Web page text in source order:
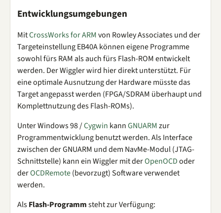
Entwicklungsumgebungen
MitCrossWorks for ARMvon Rowley Associates und der
Targeteinstellung EB40A können eigene Programme
sowohl fürs RAM als auch fürs Flash-ROM entwickelt
werden. Der Wiggler wird hier direkt unterstützt. Für
eine optimale Ausnutzung der Hardware müsste das
Target angepasst werden (FPGA/SDRAM überhaupt und
Komplettnutzung des Flash-ROMs).
Unter Windows 98 /Cygwin kannGNUARMzur
Programmentwicklung benutzt werden. Als Interface
zwischen der GNUARM und dem NavMe-Modul (JTAG-
Schnittstelle) kann ein Wiggler mit derOpenOCDoder
derOCDRemote(bevorzugt) Software verwendet
werden.
AlsFlash-Programmsteht zur Verfügung: